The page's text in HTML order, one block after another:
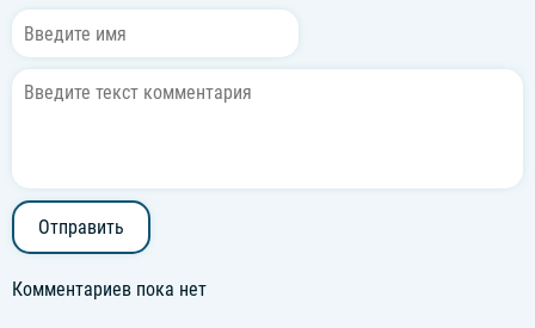
Отправить
Комментариев пока нет